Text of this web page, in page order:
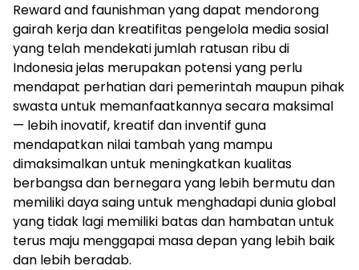
Reward and faunishman yang dapat mendorong
gairah kerja dan kreatifitas pengelola media sosial
yang telah mendekati jumlah ratusan ribu di
Indonesia jelas merupakan potensi yang perlu
mendapat perhatian dari pemerintah maupun pihak
swasta untuk memanfaatkannya secara maksimal
— lebih inovatif, kreatif dan inventif guna
mendapatkan nilai tambah yang mampu
dimaksimalkan untuk meningkatkan kualitas
berbangsa dan bernegara yang lebih bermutu dan
memiliki daya saing untuk menghadapi dunia global
yang tidak lagi memiliki batas dan hambatan untuk
terus maju menggapai masa depan yang lebih baik
dan lebih beradab.